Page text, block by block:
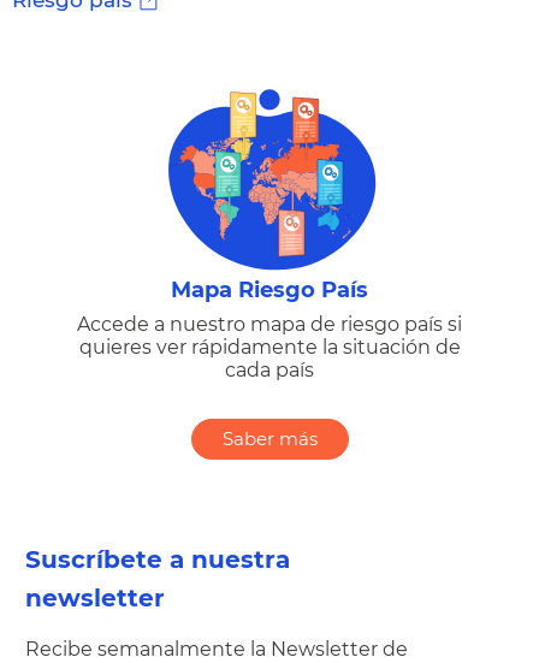
Mapa Riesgo País
Accede a nuestro mapa de riesgo país si
quieres ver rápidamente la situación de
cada país
Saber más
Suscríbete a nuestra
newsletter
Recibe semanalmente la Newsletter de